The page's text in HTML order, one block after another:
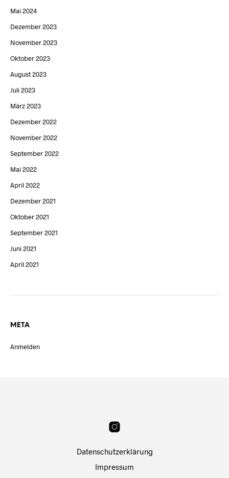
Mai 2024
Dezember 2023
November 2023
Oktober 2023
August 2023
Juli 2023
März 2023
Dezember 2022
November 2022
September 2022
Mai 2022
April 2022
Dezember 2021
Oktober 2021
September 2021
Juni 2021
April 2021
META
Anmelden
Datenschutzerklärung
Impressum